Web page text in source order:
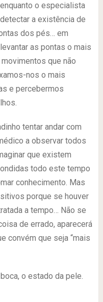
o especialista
a existência de
dos pés… em
as pontas o mais
que não
nos o mais
e percebermos
tentar andar com
a observar todos
que existem
todo este tempo
conhecimento. Mas
porque se houver
a tempo… Não se
de errado, aparecerá
convém que seja “mais
o estado da pele.